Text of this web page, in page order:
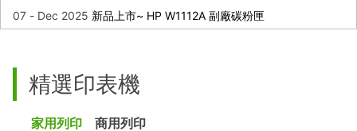
07 - Dec 2025 新品上市~ HP W1112A 副廠碳粉匣
精選印表機
家用列印 商用列印